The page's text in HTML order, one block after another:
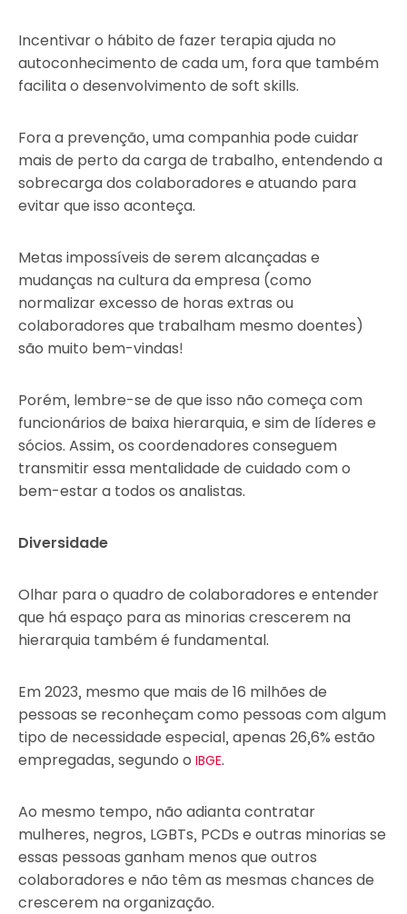
Incentivar o hábito de fazer terapia ajuda no
autoconhecimento de cada um, fora que também
facilita o desenvolvimento de soft skills.
Fora a prevenção, uma companhia pode cuidar
mais de perto da carga de trabalho, entendendo a
sobrecarga dos colaboradores e atuando para
evitar que isso aconteça.
Metas impossíveis de serem alcançadas e
mudanças na cultura da empresa (como
normalizar excesso de horas extras ou
colaboradores que trabalham mesmo doentes)
são muito bem-vindas!
Porém, lembre-se de que isso não começa com
funcionários de baixa hierarquia, e sim de líderes e
sócios. Assim, os coordenadores conseguem
transmitir essa mentalidade de cuidado com o
bem-estar a todos os analistas.
Diversidade
Olhar para o quadro de colaboradores e entender
que há espaço para as minorias crescerem na
hierarquia também é fundamental.
Em 2023, mesmo que mais de 16 milhões de
pessoas se reconheçam como pessoas com algum
tipo de necessidade especial, apenas 26,6% estão
empregadas, segundo o IBGE.
Ao mesmo tempo, não adianta contratar
mulheres, negros, LGBTs, PCDs e outras minorias se
essas pessoas ganham menos que outros
colaboradores e não têm as mesmas chances de
crescerem na organização.